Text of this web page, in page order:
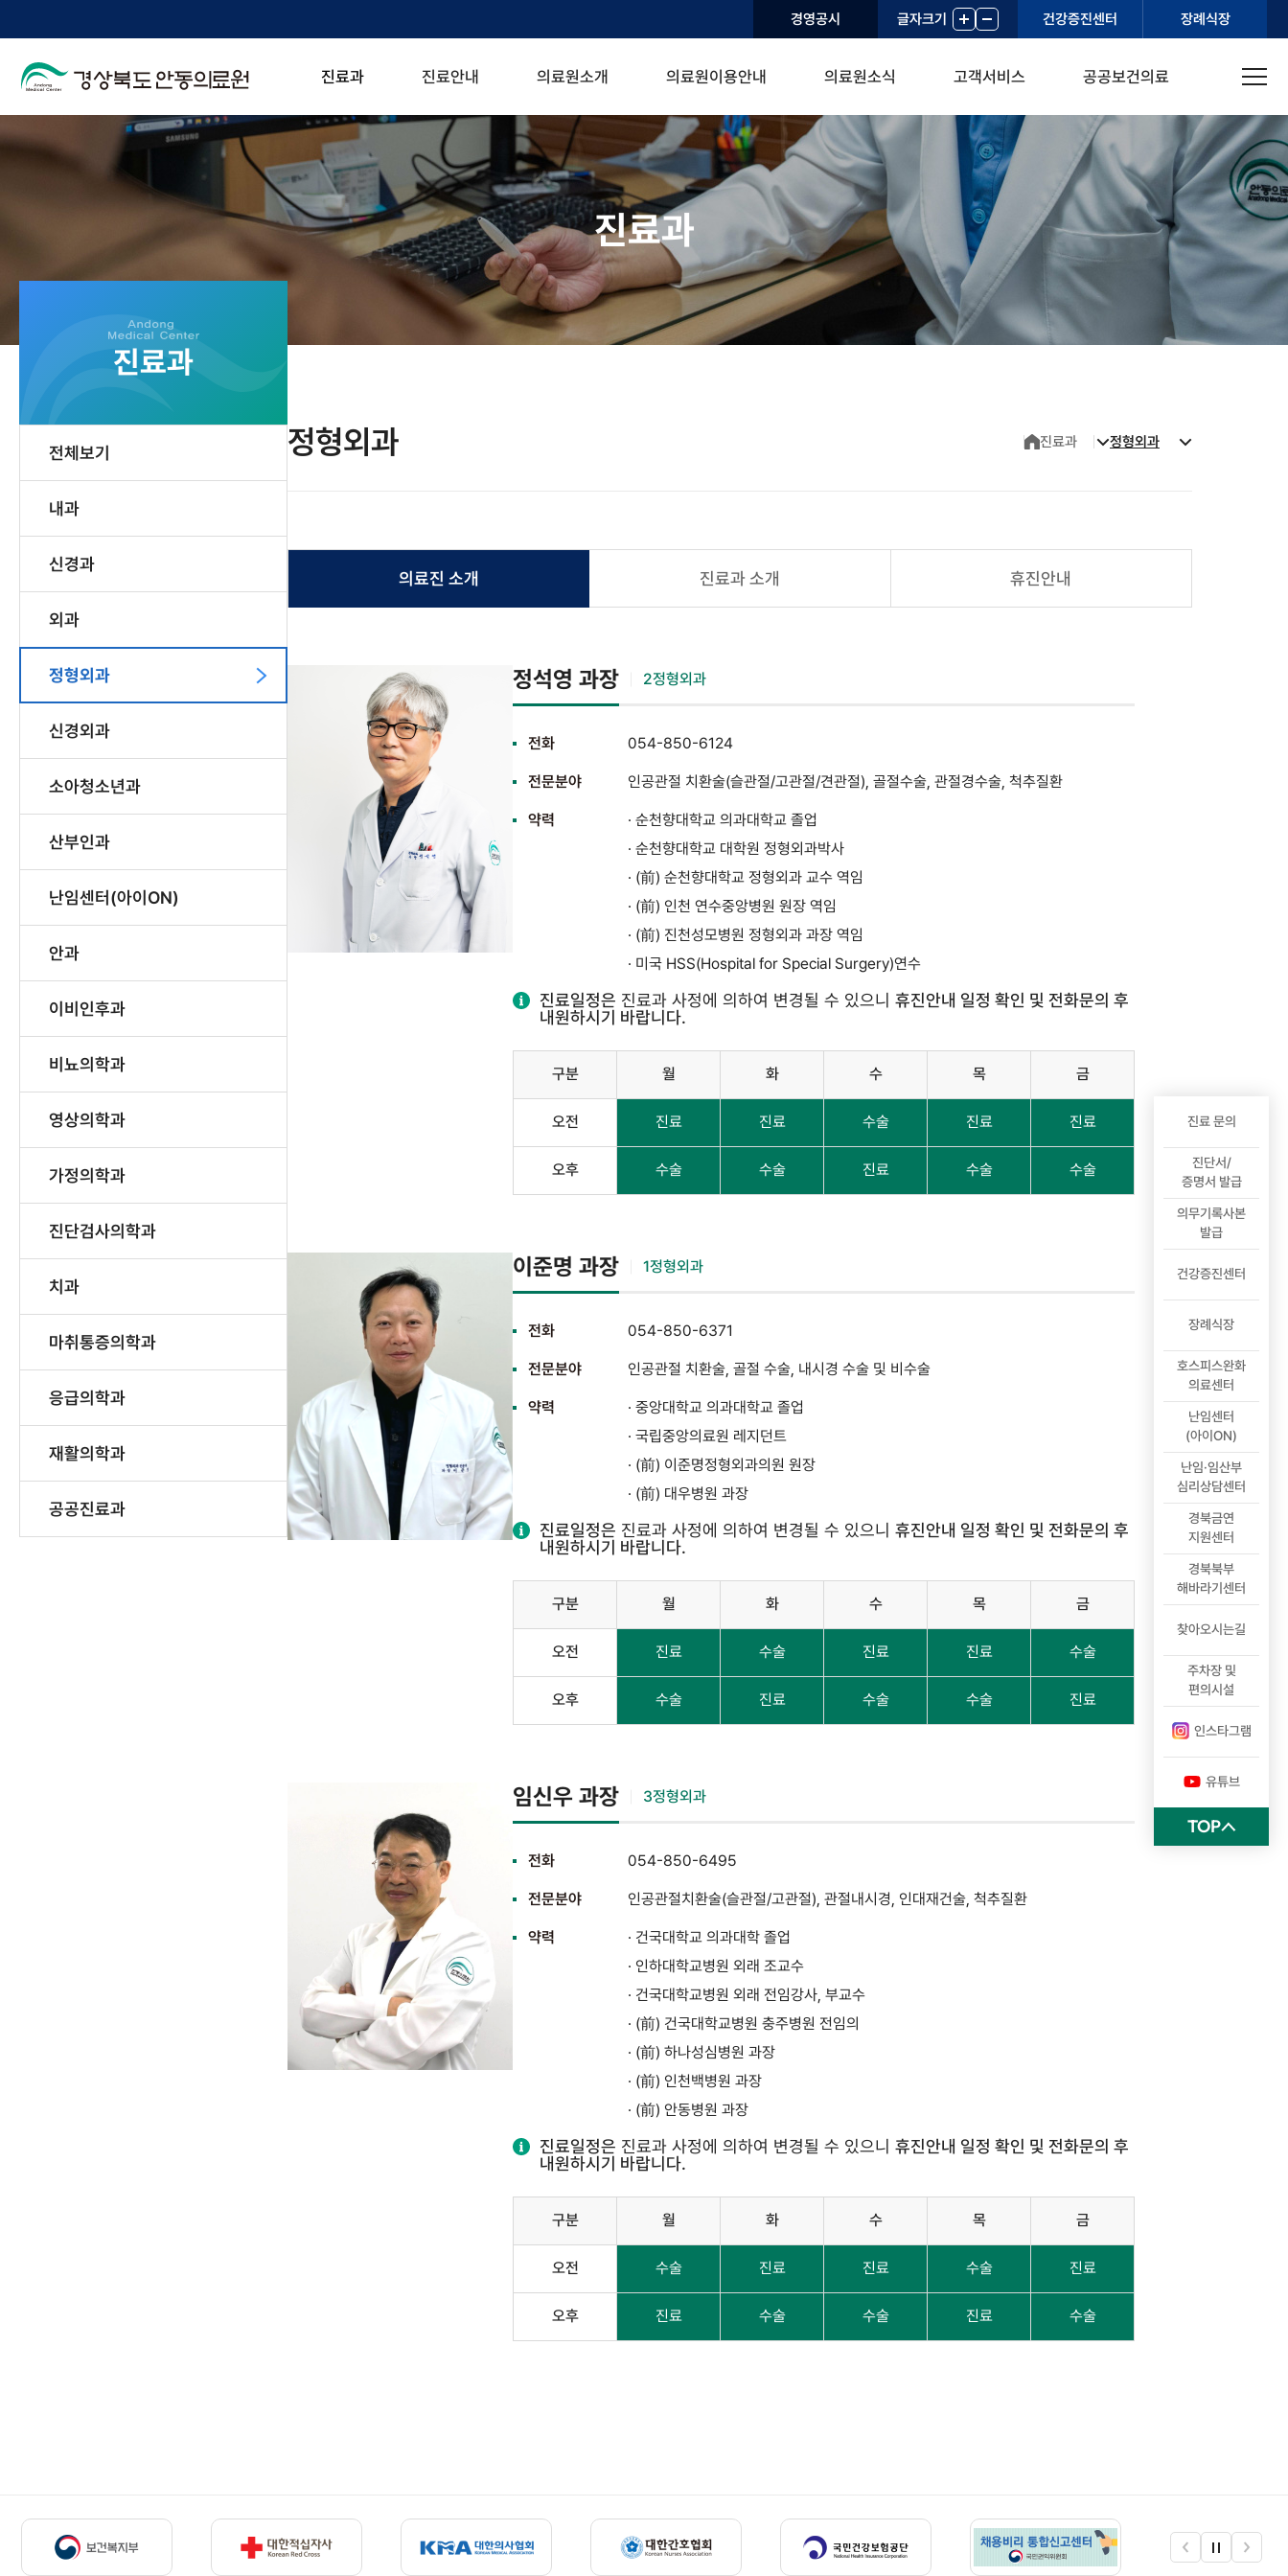
경영공시 글자크기 + - 건강증진센터 장례식장
진료과 진료안내 의료원소개 의료원이용안내 의료원소식 고객서비스 공공보건의료
진료과
진료과
전체보기
내과
신경과
외과
정형외과
신경외과
소아청소년과
산부인과
난임센터(아이ON)
안과
이비인후과
비뇨의학과
영상의학과
가정의학과
진단검사의학과
치과
마취통증의학과
응급의학과
재활의학과
공공진료과
정형외과 진료과 정형외과
의료진 소개 진료과 소개 휴진안내
정석영 과장 2정형외과
전화 054-850-6124
전문분야 인공관절 치환술(슬관절/고관절/견관절), 골절수술, 관절경수술, 척추질환
약력
· 순천향대학교 의과대학교 졸업
· 순천향대학교 대학원 정형외과박사
· (前) 순천향대학교 정형외과 교수 역임
· (前) 인천 연수중앙병원 원장 역임
· (前) 진천성모병원 정형외과 과장 역임
· 미국 HSS(Hospital for Special Surgery)연수
진료일정은 진료과 사정에 의하여 변경될 수 있으니 휴진안내 일정 확인 및 전화문의 후
내원하시기 바랍니다.
구분 월 화 수 목 금
오전 진료 진료 수술 진료 진료
오후 수술 수술 진료 수술 수술
이준명 과장 1정형외과
전화 054-850-6371
전문분야 인공관절 치환술, 골절 수술, 내시경 수술 및 비수술
약력
· 중앙대학교 의과대학교 졸업
· 국립중앙의료원 레지던트
· (前) 이준명정형외과의원 원장
· (前) 대우병원 과장
진료일정은 진료과 사정에 의하여 변경될 수 있으니 휴진안내 일정 확인 및 전화문의 후
내원하시기 바랍니다.
구분 월 화 수 목 금
오전 진료 수술 진료 진료 수술
오후 수술 진료 수술 수술 진료
임신우 과장 3정형외과
전화 054-850-6495
전문분야 인공관절치환술(슬관절/고관절), 관절내시경, 인대재건술, 척추질환
약력
· 건국대학교 의과대학 졸업
· 인하대학교병원 외래 조교수
· 건국대학교병원 외래 전임강사, 부교수
· (前) 건국대학교병원 충주병원 전임의
· (前) 하나성심병원 과장
· (前) 인천백병원 과장
· (前) 안동병원 과장
진료일정은 진료과 사정에 의하여 변경될 수 있으니 휴진안내 일정 확인 및 전화문의 후
내원하시기 바랍니다.
구분 월 화 수 목 금
오전 수술 진료 진료 수술 진료
오후 진료 수술 수술 진료 수술
진료 문의
진단서/
증명서 발급
의무기록사본
발급
건강증진센터
장례식장
호스피스완화
의료센터
난임센터
(아이ON)
난임·임산부
심리상담센터
경북금연
지원센터
경북북부
해바라기센터
찾아오시는길
주차장 및
편의시설
인스타그램
유튜브
TOP